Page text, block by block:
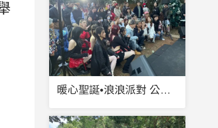
暖心聖誕•浪浪派對 公益演唱會圓滿成功